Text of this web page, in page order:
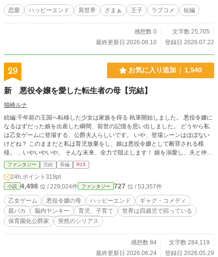
恋愛 ハッピーエンド 異世界 ざまぁ 王子 ラブコメ 短編
感想数 0
文字数 25,705
最終更新日 2026.08.10
登録日 2026.07.22
29 お気に入り追加 1,540
新 悪役令嬢を愛した転生者の母【完結】
猫崎ルナ
続編:千年前の王国へ転移した少女は家族を得る 執筆開始しました。 悪役令嬢に
なるはずだった娘を出産した瞬間、前世の記憶を思い出しました。 どうやら私
は乙女ゲームに登場する、公爵夫人らしいです。 いや、登場シーンはほぼない
けどね？ このままだと私は育児放棄をし、娘は悪役令嬢として断罪される模
様。 …いやいやいや。 そんな未来、全力で阻止します！ 娘を溺愛し、夫と仲直
りし、使用人たちに慕われながら未来を改変していたら、なぜか攻略対象たちま
で屋敷に集まってきて…あぁ！なんて可愛いベイビーボーイ達なの！ これは悪
役令嬢の母となった私が、愛する娘達の幸せのために奮闘するお話し。 最終章
は謎&シリアスな乙女ゲーム関連シーンが続きます…。 それまでとの落差で風邪
ひかない様にして下さい…。 完結しました♪ 皆様いつもありがとうございまし
た！ 間話をまた投稿するかと思いますが、その時はぜひよろしくお願いしま
す〜 ⚠︎これは以前書いたものを書き直したものとなっています。（本館編1話目
まで） 以前と設定が変わったところがあり、そのまま書きづつけるよりもはじ
レ？何かしてます。 申し訳なく思っています。 見る時は心を決めて望んでくだ
ファンタジー 完結 長編 R15
24h.ポイント 319pt
小説 4,498 位 / 229,024件 ファンタジー 727 位 / 53,357件
乙女ゲーム 悪役令嬢の母 ハッピーエンド
ギャグ・コメディ
親バカ
脳内ヤンキー 育児、子育て
世界は四歳児で回っている
保育園化公爵家
突然のシリアス
感想数 84
文字数 284,119
最終更新日 2026.06.24
登録日 2026.05.29